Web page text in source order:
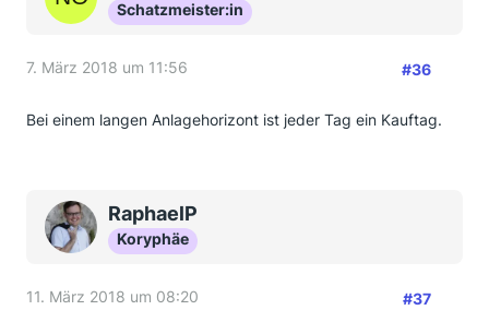
Schatzmeister:in
7. März 2018 um 11:56 #36
Bei einem langen Anlagehorizont ist jeder Tag ein Kauftag.
RaphaelP
Koryphäe
11. März 2018 um 08:20 #37